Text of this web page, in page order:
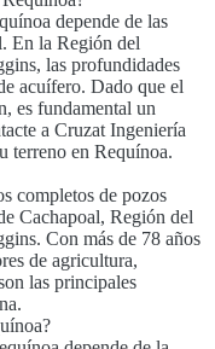
depende de las
En la Región del
las profundidades
acuífero. Dado que el
es fundamental un
a Cruzat Ingeniería
terreno en Requínoa.
completos de pozos
Cachapoal, Región del
Con más de 78 años
de agricultura,
las principales